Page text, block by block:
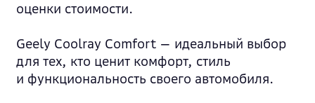
оценки стоимости.
Geely Coolray Comfort — идеальный выбор
для тех, кто ценит комфорт, стиль
и функциональность своего автомобиля.